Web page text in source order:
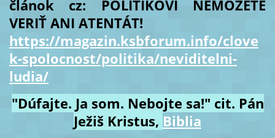
článok cz: POLITIKOVI NEMÔŽETE
VERIŤ ANI ATENTÁT!
https://magazin.ksbforum.info/clove
k-spolocnost/politika/neviditelni-
ludia/
"Dúfajte. Ja som. Nebojte sa!" cit. Pán
Ježiš Kristus, Biblia